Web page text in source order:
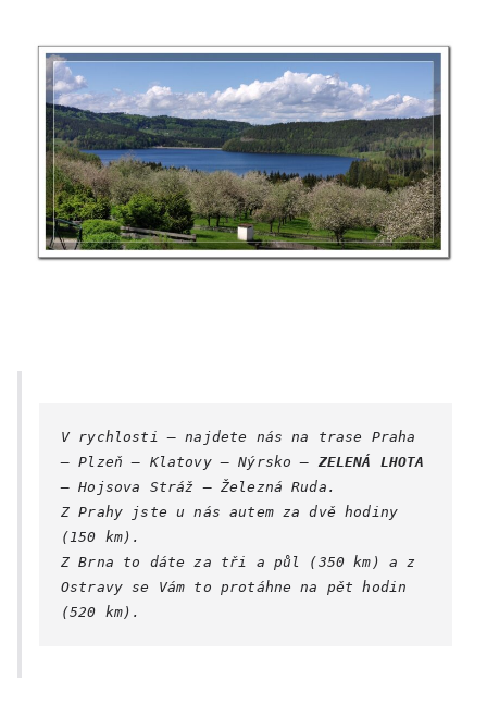
V rychlosti – najdete nás na trase Praha
– Plzeň – Klatovy – Nýrsko – ZELENÁ LHOTA
– Hojsova Stráž – Železná Ruda.
​Z Prahy jste u nás autem za dvě hodiny
(150 km).
Z Brna to dáte za tři a půl (350 km) a z
Ostravy se Vám to protáhne na pět hodin
(520 km).